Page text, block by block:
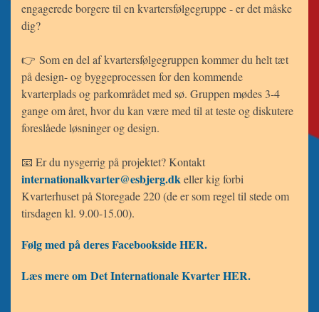
engagerede borgere til en kvartersfølgegruppe - er det måske
dig?
👉 Som en del af kvartersfølgegruppen kommer du helt tæt
på design- og byggeprocessen for den kommende
kvarterplads og parkområdet med sø. Gruppen mødes 3-4
gange om året, hvor du kan være med til at teste og diskutere
foreslåede løsninger og design.
📧 Er du nysgerrig på projektet? Kontakt
internationalkvarter@esbjerg.dkeller kig forbi
Kvarterhuset på Storegade 220 (de er som regel til stede om
tirsdagen kl. 9.00-15.00).
Følg med på deres Facebookside HER.
Læs mere om Det Internationale Kvarter HER.